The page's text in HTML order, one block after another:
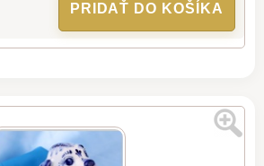
PRIDAŤ DO KOŠÍKA